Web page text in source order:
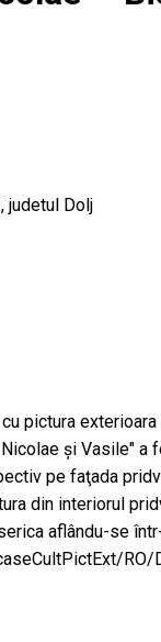
judetul Dolj
pictura exterioara
şi Vasile"
pe faţada
din interiorul
aflându-se